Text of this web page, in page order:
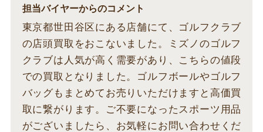
担当バイヤーからのコメント
東京都世田谷区にある店舗にて、ゴルフクラブ
の店頭買取をおこないました。ミズノのゴルフ
クラブは人気が高く需要があり、こちらの値段
での買取となりました。ゴルフボールやゴルフ
バッグもまとめてお売りいただけますと高価買
取に繋がります。ご不要になったスポーツ用品
がございましたら、お気軽にお問い合わせくだ